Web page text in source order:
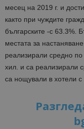
месец на 2019 г. и
както при чуждите
българските -с 63.3%.
местата за
реализирали средно
хил. и са реализирали
са нощували в хотели с